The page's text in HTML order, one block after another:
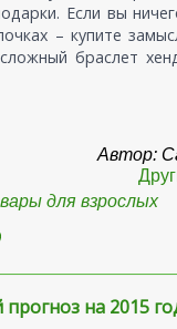
Если вы
– купите
браслет
Автор:
для взрослых
прогноз на 2015